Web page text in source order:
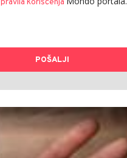
POŠALJI